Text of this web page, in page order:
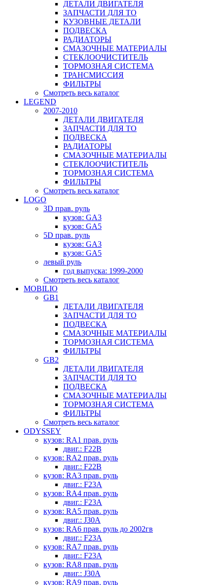
ДЕТАЛИ ДВИГАТЕЛЯ
ЗАПЧАСТИ ДЛЯ ТО
КУЗОВНЫЕ ДЕТАЛИ
ПОДВЕСКА
РАДИАТОРЫ
СМАЗОЧНЫЕ МАТЕРИАЛЫ
СТЕКЛООЧИСТИТЕЛЬ
ТОРМОЗНАЯ СИСТЕМА
ТРАНСМИССИЯ
ФИЛЬТРЫ
Смотреть весь каталог
LEGEND
2007-2010
ДЕТАЛИ ДВИГАТЕЛЯ
ЗАПЧАСТИ ДЛЯ ТО
ПОДВЕСКА
РАДИАТОРЫ
СМАЗОЧНЫЕ МАТЕРИАЛЫ
СТЕКЛООЧИСТИТЕЛЬ
ТОРМОЗНАЯ СИСТЕМА
ФИЛЬТРЫ
Смотреть весь каталог
LOGO
3D прав. руль
кузов: GA3
кузов: GA5
5D прав. руль
кузов: GA3
кузов: GA5
левый руль
год выпуска: 1999-2000
Смотреть весь каталог
MOBILIO
GB1
ДЕТАЛИ ДВИГАТЕЛЯ
ЗАПЧАСТИ ДЛЯ ТО
ПОДВЕСКА
СМАЗОЧНЫЕ МАТЕРИАЛЫ
ТОРМОЗНАЯ СИСТЕМА
ФИЛЬТРЫ
GB2
ДЕТАЛИ ДВИГАТЕЛЯ
ЗАПЧАСТИ ДЛЯ ТО
ПОДВЕСКА
СМАЗОЧНЫЕ МАТЕРИАЛЫ
ТОРМОЗНАЯ СИСТЕМА
ФИЛЬТРЫ
Смотреть весь каталог
ODYSSEY
кузов: RA1 прав. руль
двиг.: F22B
кузов: RA2 прав. руль
двиг.: F22B
кузов: RA3 прав. руль
двиг.: F23A
кузов: RA4 прав. руль
двиг.: F23A
кузов: RA5 прав. руль
двиг.: J30A
кузов: RA6 прав. руль до 2002гв
двиг.: F23A
кузов: RA7 прав. руль
двиг.: F23A
кузов: RA8 прав. руль
двиг.: J30A
кузов: RA9 прав. руль